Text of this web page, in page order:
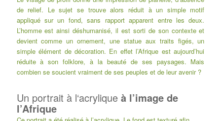
de relief. Le sujet se trouve alors réduit à un simple motif
appliqué sur un fond, sans rapport apparent entre les deux.
L’homme est ainsi déshumanisé, il est sorti de son contexte et
devient comme un ornement, une statue aux traits figés, un
simple élément de décoration. En effet l’Afrique est aujourd’hui
réduite à son folklore, à la beauté de ses paysages. Mais
combien se soucient vraiment de ses peuples et de leur avenir ?
Un portrait à l‘acrylique à l’image de
l’Afrique